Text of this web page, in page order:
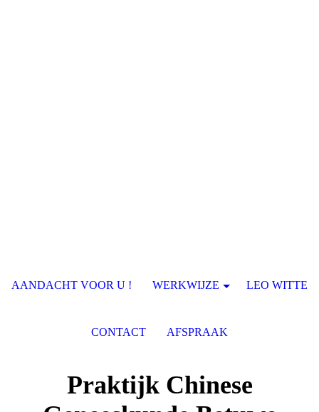
Praktijk Chinese
AANDACHT VOOR U ! WERKWIJZE LEO WITTE
CONTACT AFSPRAAK